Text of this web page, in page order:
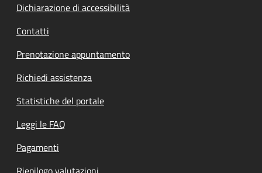
Dichiarazione di accessibilità
Contatti
Prenotazione appuntamento
Richiedi assistenza
Statistiche del portale
Leggi le FAQ
Pagamenti